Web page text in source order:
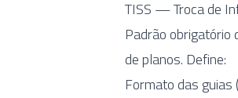
TISS — Troca de
Padrão obrigatório
de planos. Define:
Formato das guias